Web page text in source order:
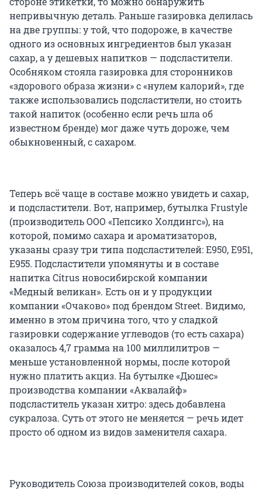
непривычную деталь. Раньше газировка делилась
на две группы: у той, что подороже, в качестве
одного из основных ингредиентов был указан
сахар, а у дешевых напитков — подсластители.
Особняком стояла газировка для сторонников
«здорового образа жизни» с «нулем калорий», где
также использовались подсластители, но стоить
такой напиток (особенно если речь шла об
известном бренде) мог даже чуть дороже, чем
обыкновенный, с сахаром.
Теперь всё чаще в составе можно увидеть и сахар,
и подсластители. Вот, например, бутылка Frustyle
(производитель ООО «Пепсико Холдингс»), на
которой, помимо сахара и ароматизаторов,
указаны сразу три типа подсластителей: E950, E951,
E955. Подсластители упомянуты и в составе
напитка Citrus новосибирской компании
«Медный великан». Есть он и у продукции
компании «Очаково» под брендом Street. Видимо,
именно в этом причина того, что у сладкой
газировки содержание углеводов (то есть сахара)
оказалось4,7 грамма на 100 миллилитров —
меньше установленной нормы, после которой
нужно платить акциз. На бутылке «Дюшес»
производства компании «Аквалайф»
подсластитель указан хитро: здесь добавлена
сукралоза. Суть от этого не меняется — речь идет
просто об одном из видов заменителя сахара.
Руководитель Союза производителей соков, воды